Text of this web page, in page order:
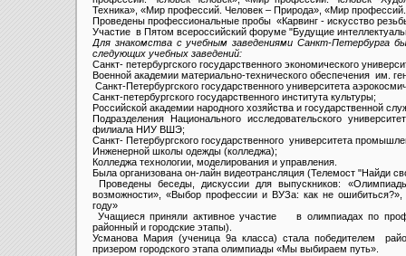
Техника», «Мир профессий. Человек – Природа», «Мир
Проведены профессиональные пробы «Карвинг - искусство
Участие в Пятом всероссийский форуме "Будущие
Для знакомства с учебным заведениями Санкт-Петербурга
следующих учебных заведений:
Санкт- петербургского государственного экономического
Военной академии материально-технического обеспечения им.
Санкт-Петербургского государственного университета
Санкт-петербургского государственного института культуры;
Российской академии народного хозяйства и государственной
Подразделения Национального исследовательского
филиала НИУ ВШЭ;
Санкт- Петербургского государственного университета
Инженерной школы одежды (колледжа);
Колледжа технологии, моделирования и управления.
Была организована он-лайн видеотрансляция (Телемост "Найди
Проведены беседы, дискуссии для выпускников:
возможности», «Выбор профессии и ВУЗа: как не
году»
Учащиеся приняли активное участие в олимпиадах по
районный и городские этапы).
Усманова Мария (ученица 9а класса) стала победителем
призером городского этапа олимпиады «Мы выбираем путь».